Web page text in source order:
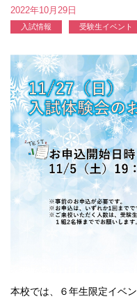
2022年10月29日
入試情報 受験生イベント
本校では、６年生限定イベ